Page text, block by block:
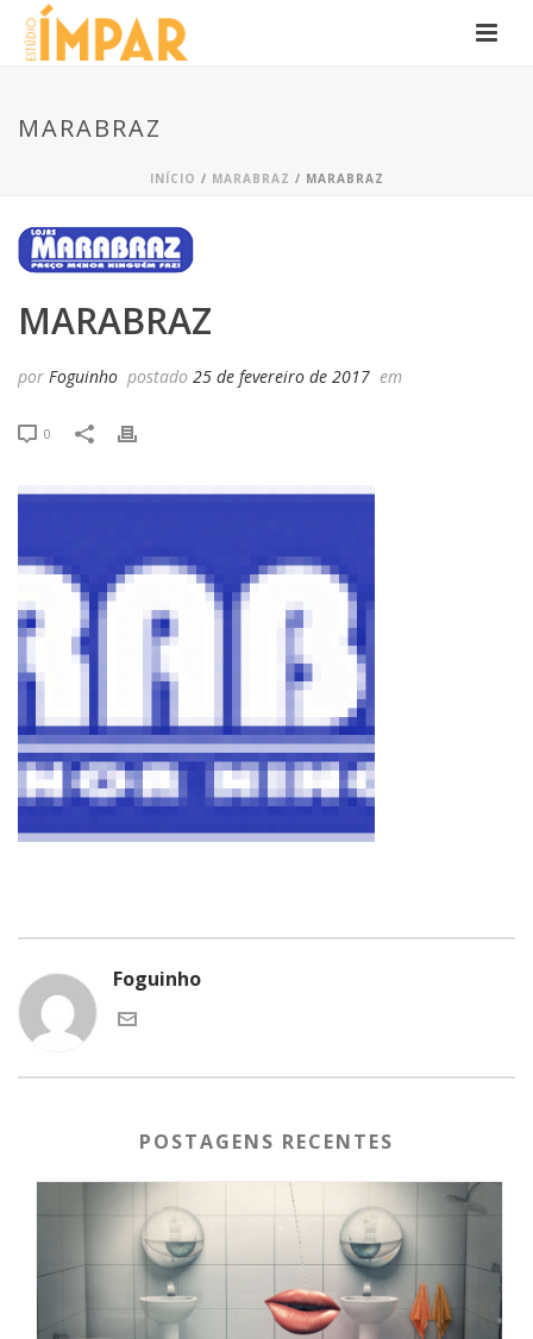
MARABRAZ
INÍCIO / MARABRAZ / MARABRAZ
MARABRAZ
por Foguinho postado 25 de fevereiro de 2017 em
0
Foguinho
POSTAGENS RECENTES